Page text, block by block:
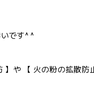
です^ ^
や 【 火の粉の拡散防